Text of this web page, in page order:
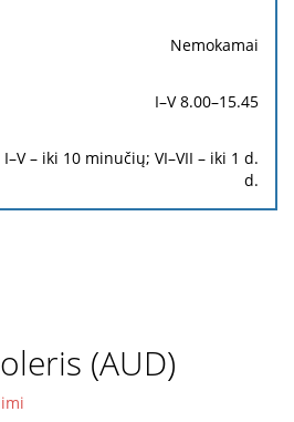
Nemokamai
I–V 8.00–15.45
I–V – iki 10 minučių; VI–VII – iki 1 d.
d.
(AUD)